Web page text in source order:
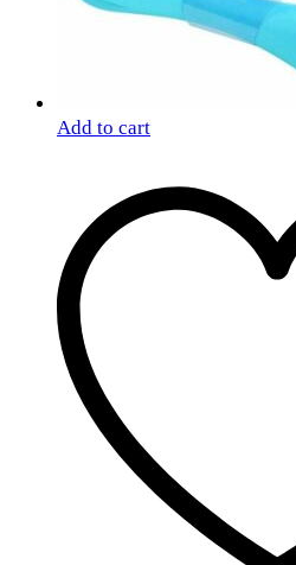
Add to cart